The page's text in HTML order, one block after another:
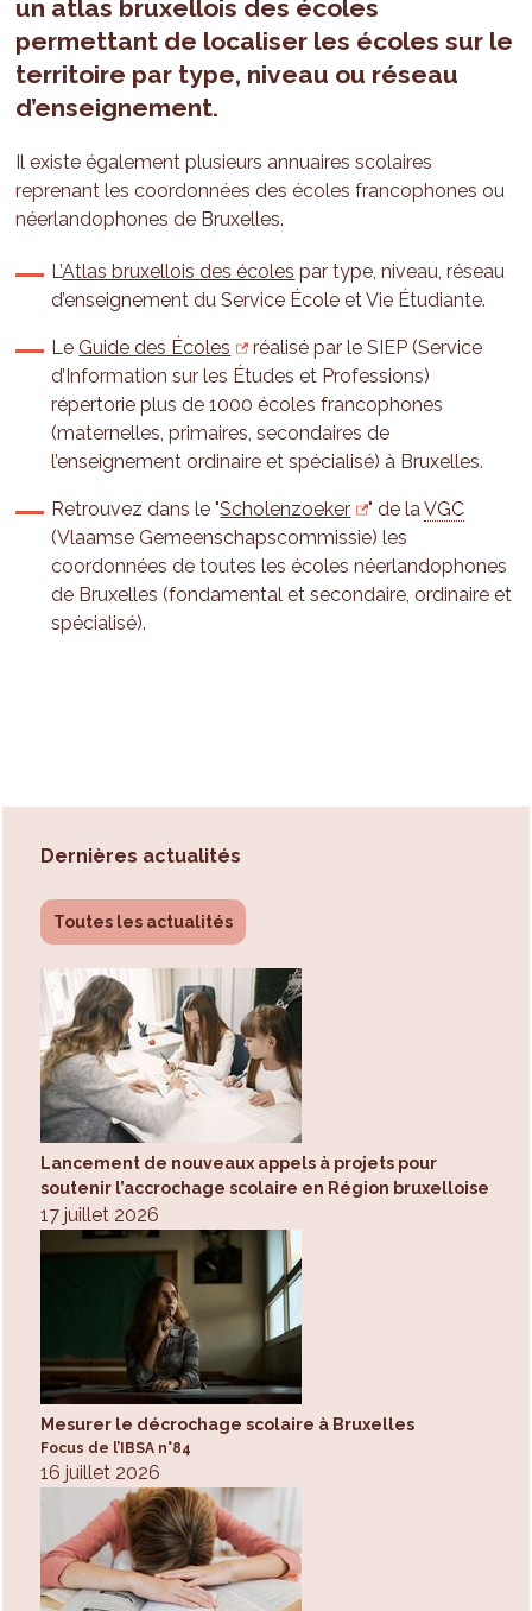
un atlas bruxellois des écoles
permettant de localiser les écoles sur le
territoire par type, niveau ou réseau
d’enseignement.
Il existe également plusieurs annuaires scolaires
reprenant les coordonnées des écoles francophones ou
néerlandophones de Bruxelles.
L’Atlas bruxellois des écoles par type, niveau, réseau
d’enseignement du Service École et Vie Étudiante.
Le Guide des Écoles
réalisé par le SIEP (Service
d’Information sur les Études et Professions)
répertorie plus de 1000 écoles francophones
(maternelles, primaires, secondaires de
l’enseignement ordinaire et spécialisé) à Bruxelles.
Retrouvez dans le "Scholenzoeker " de laVGC
(Vlaamse Gemeenschapscommissie) les
coordonnées de toutes les écoles néerlandophones
de Bruxelles (fondamental et secondaire, ordinaire et
spécialisé).
Dernières actualités
Toutes les actualités
Lancement de nouveaux appels à projets pour
soutenir l’accrochage scolaire en Région bruxelloise
17 juillet 2026
Mesurer le décrochage scolaire à Bruxelles
Focus de l’IBSA n°84
16 juillet 2026